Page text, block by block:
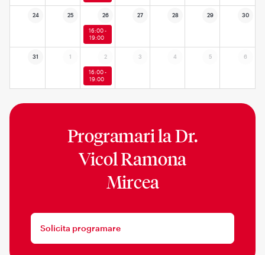
24 25 26 27 28 29 30
16:00 -
19:00
31 1 2 3 4 5 6
16:00 -
19:00
Programari laDr.
Vicol Ramona
Mircea
Solicita programare